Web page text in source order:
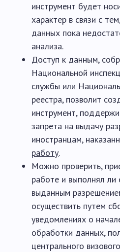
инструмент будет
характер в связи с
данных пока
анализа.
Доступ к данным,
Национальной
службы или
реестра, позволит
инструмент,
запрета на выдачу
иностранцам,
работу.
Можно проверить,
работе и выполнял ли
выданным
осуществить путем
уведомлениях о
обработки данных,
центрального